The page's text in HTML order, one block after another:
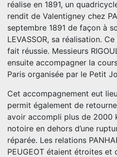
réalise en 1891, un
rendit de Valentigney chez
septembre 1891 de façon à
LEVASSOR, sa réalisation.
fait réussie. Messieurs
ensuite accompagner la
Paris organisée par le Petit
Cet accompagnement eut
permit également de
avoir accompli plus de 2000
notoire en dehors d’une
réparée. Les relations
PEUGEOT étaient étroites et